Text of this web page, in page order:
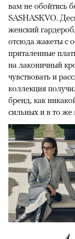
вам не обойтись
SASHASKVO.
женский
отсюда жакеты с
приталенные
на лаконичный
чувствовать и
коллекция
бренд, как
сильных и в то